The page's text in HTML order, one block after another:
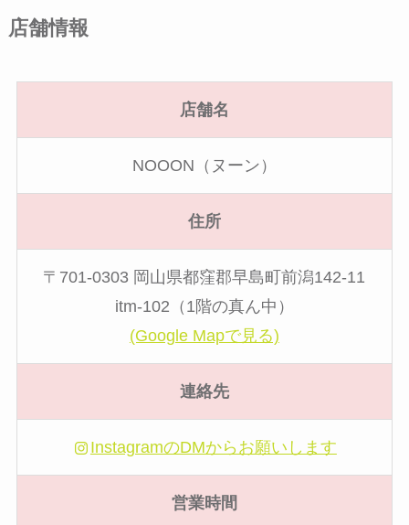
店舗情報
店舗名
NOOON（ヌーン）
住所
〒701-0303 岡山県都窪郡早島町前潟142-11
itm-102（1階の真ん中）
(Google Mapで見る)
連絡先
InstagramのDMからお願いします
営業時間